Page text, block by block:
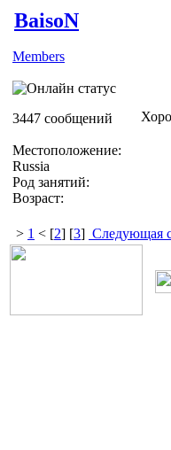
BaisoN
Members
3447 сообщений
Местоположение:
Russia
Род занятий:
Возраст:
> 1 < [2] [3] Следующая